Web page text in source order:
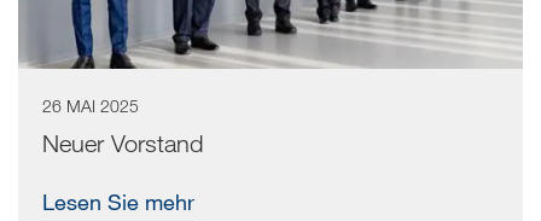
26 MAI 2025
Neuer Vorstand
Lesen Sie mehr